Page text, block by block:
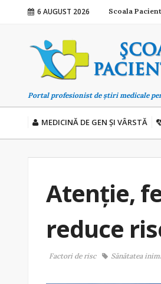
6 AUGUST 2026 Scoala
Portal profesionist de știri medicale
MEDICINĂ DE GEN ȘI VÂRSTĂ
Atenție,
reduce
Factori de risc Sănătatea